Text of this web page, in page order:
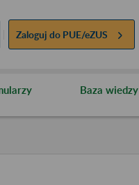
Zaloguj do PUE/eZUS
Baza wiedzy